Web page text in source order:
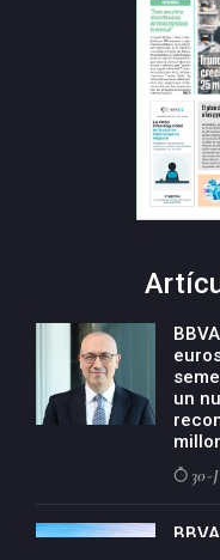
un
30-